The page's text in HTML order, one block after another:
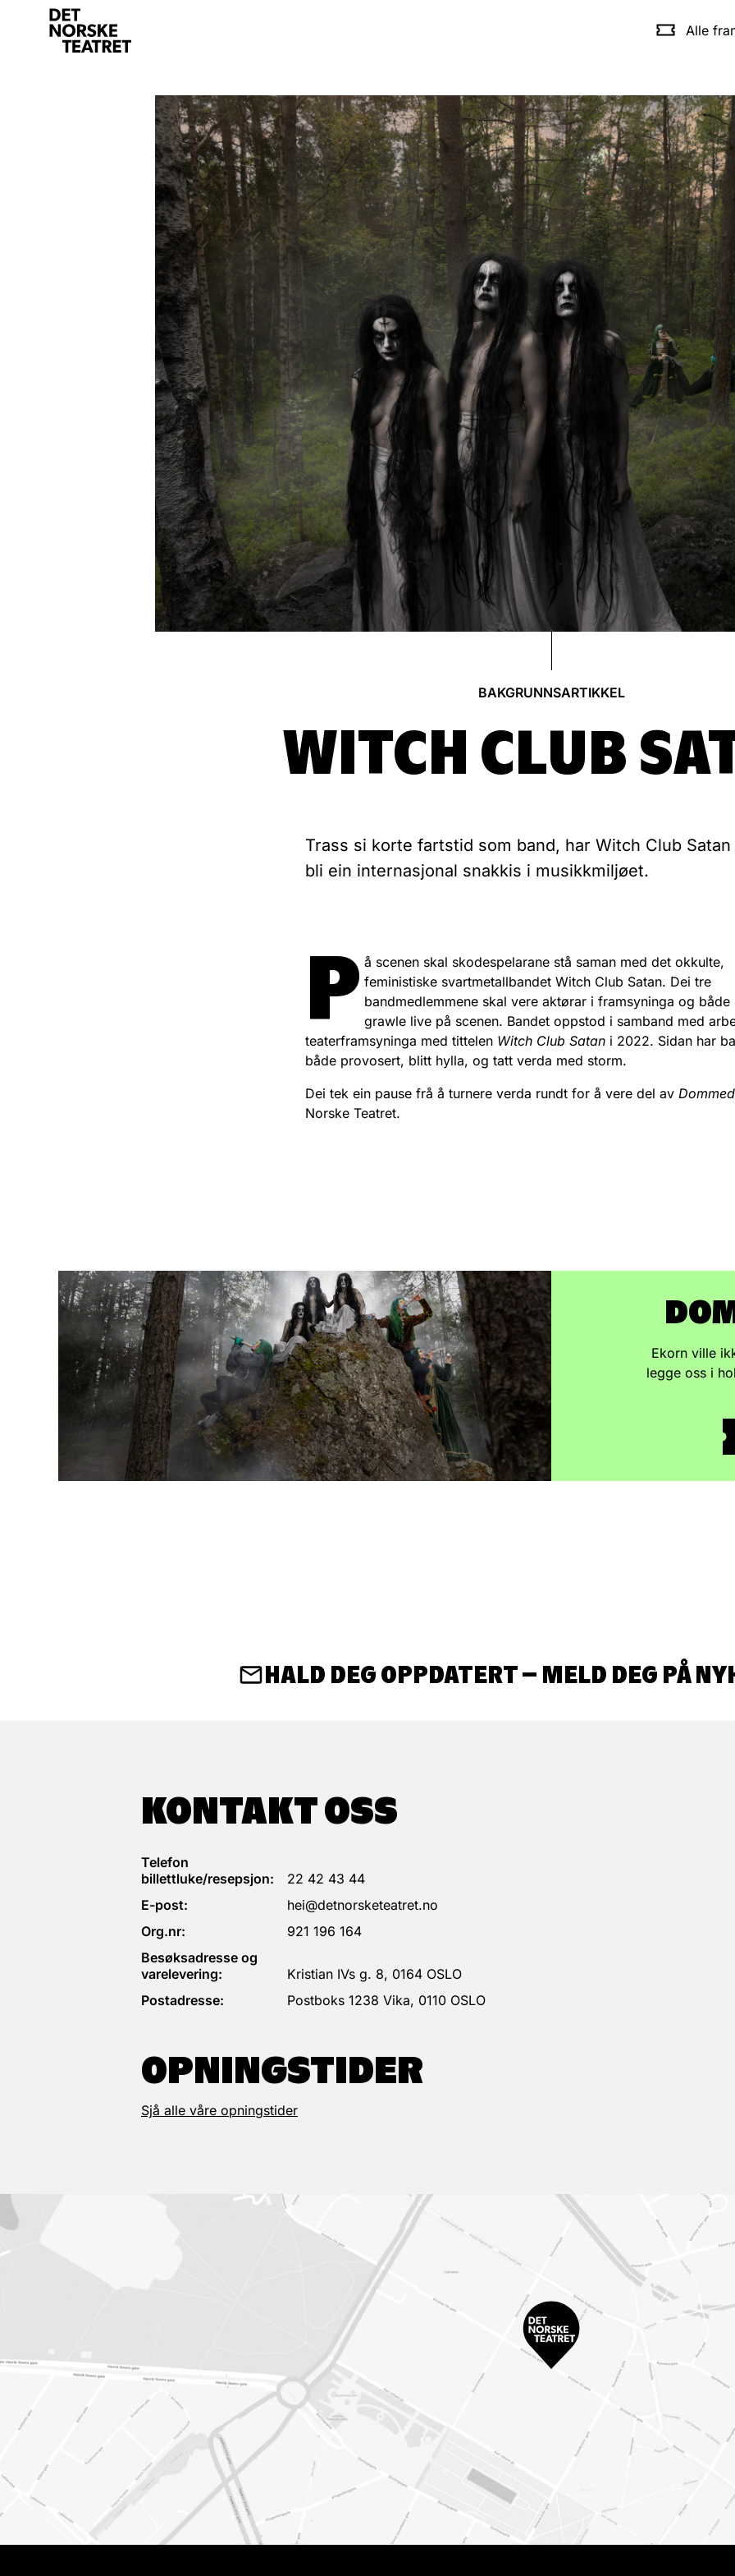
Alle
BAKGRUNNSARTIKKEL
WITCH CLUB
Trass si korte fartstid som band, har Witch Club Satan
bli ein internasjonal snakkis i musikkmiljøet.
P å scenen skal skodespelarane stå saman med det okkulte,
feministiske svartmetallbandet Witch Club Satan. Dei tre
bandmedlemmene skal vere aktørar i framsyninga og både
grawle live på scenen. Bandet oppstod i samband med
teaterframsyninga med tittelen Witch Club Satan i 2022. Sidan har
både provosert, blitt hylla, og tatt verda med storm.
Dei tek ein pause frå å turnere verda rundt for å vere del av
Norske Teatret.
Ekorn ville
legge oss i
HALD DEG OPPDATERT – MELD DEG PÅ
KONTAKT OSS
Telefon
billettluke/resepsjon:
22 42 43 44
E-post:
hei@detnorsketeatret.no
Org.nr:
921 196 164
Besøksadresse og
varelevering:
Kristian IVs g. 8, 0164 OSLO
Postadresse:
Postboks 1238 Vika, 0110 OSLO
OPNINGSTIDER
Sjå alle våre opningstider